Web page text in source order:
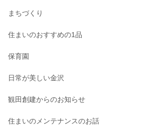
まちづくり
住まいのおすすめの1品
保育園
日常が美しい金沢
観田創建からのお知らせ
住まいのメンテナンスのお話